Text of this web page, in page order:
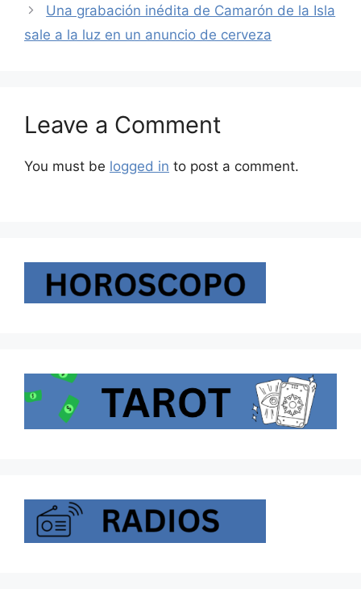
Una grabación inédita de Camarón de la Isla
sale a la luz en un anuncio de cerveza
Leave a Comment
You must be logged in to post a comment.